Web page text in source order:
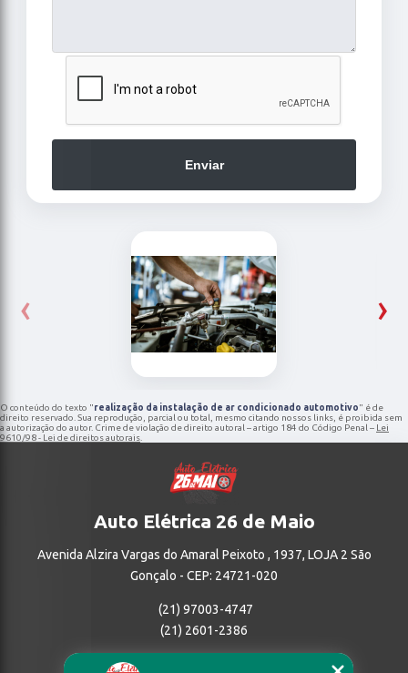
Enviar
‹ ›
O conteúdo do texto "realização da instalação de ar condicionado automotivo" é de
direito reservado. Sua reprodução, parcial ou total, mesmo citando nossos links, é proibida sem
a autorização do autor. Crime de violação de direito autoral – artigo 184 do Código Penal – Lei
9610/98 - Lei de direitos autorais
Auto Elétrica 26 de Maio
Avenida Alzira Vargas do Amaral Peixoto , 1937, LOJA 2 São
Gonçalo - CEP: 24721-020
(21) 97003-4747
(21) 2601-2386